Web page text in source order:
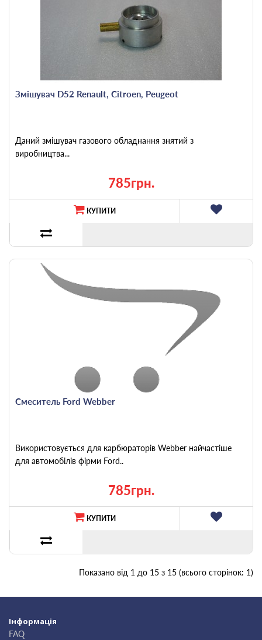
Змішувач D52 Renault, Citroen, Peugeot
Даний змішувач газового обладнання знятий з
виробництва...
785грн.
КУПИТИ
Смеситель Ford Webber
Використовується для карбюраторів Webber найчастіше
для автомобілів фірми Ford..
785грн.
КУПИТИ
Показано від 1 до 15 з 15 (всього сторінок: 1)
Інформація
FAQ